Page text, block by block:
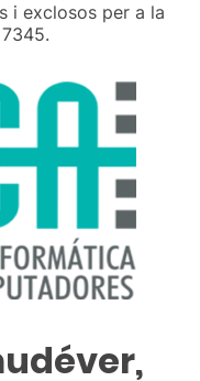
i exclosos per a la